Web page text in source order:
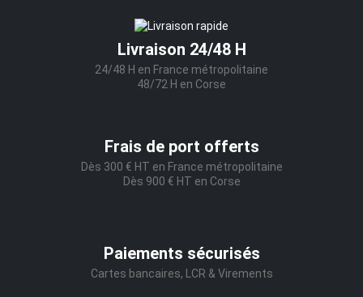
Livraison 24/48 H
24/48 H en France métropolitaine
48/72 H en Corse
Frais de port offerts
Dès 300 € HT en France métropolitaine
Dès 900 € HT en Corse
Paiements sécurisés
Cartes bancaires, LCR & Virements